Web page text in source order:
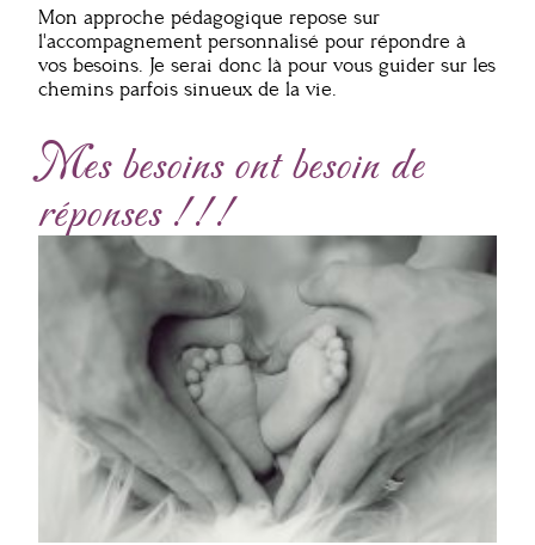
Mon approche pédagogique repose sur
l'accompagnement personnalisé pour répondre à
vos besoins. Je serai donc là pour vous guider sur les
chemins parfois sinueux de la vie.
Mes besoins ont besoin de
réponses !!!